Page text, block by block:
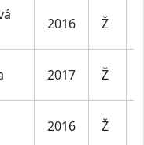
2016 Ž
2017 Ž
2016 Ž